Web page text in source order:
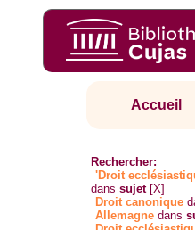
Accueil
Rechercher:
'Droit
danssujet [X]
Droit canonique
Allemagne dans